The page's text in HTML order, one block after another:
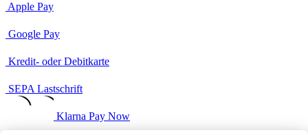
Apple Pay
Google Pay
Kredit- oder Debitkarte
SEPA Lastschrift
Klarna Pay Now